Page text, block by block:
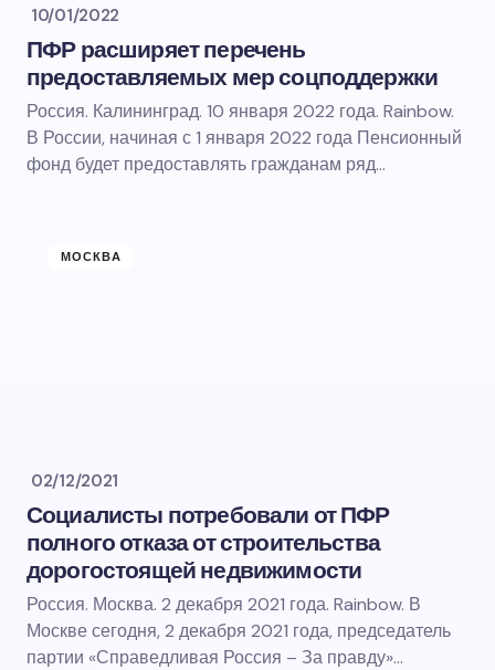
10/01/2022
ПФР расширяет перечень
предоставляемых мер соцподдержки
Россия. Калининград. 10 января 2022 года. Rainbow.
В России, начиная с 1 января 2022 года Пенсионный
фонд будет предоставлять гражданам ряд…
МОСКВА
02/12/2021
Социалисты потребовали от ПФР
полного отказа от строительства
дорогостоящей недвижимости
Россия. Москва. 2 декабря 2021 года. Rainbow. В
Москве сегодня, 2 декабря 2021 года, председатель
партии «Справедливая Россия – За правду»…